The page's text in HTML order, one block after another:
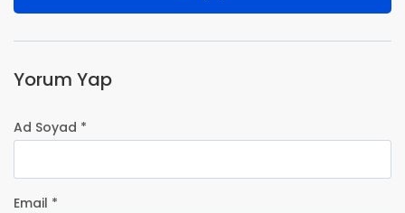
Yorum Yap
Ad Soyad *
Email *